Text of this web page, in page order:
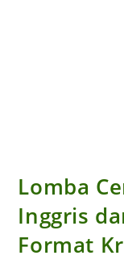
Lomba
Inggris
Format